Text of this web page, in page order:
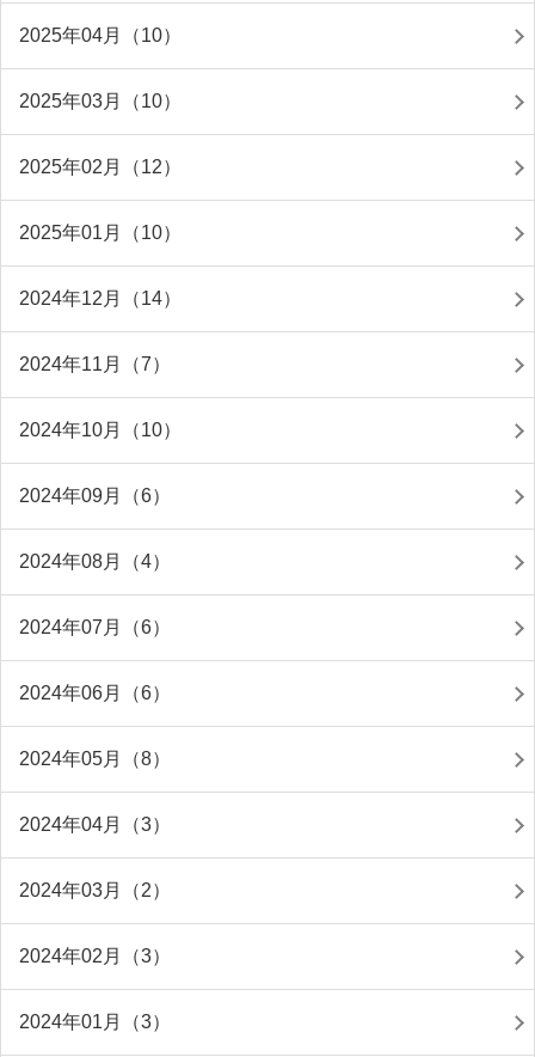
2025年04月（10）
2025年03月（10）
2025年02月（12）
2025年01月（10）
2024年12月（14）
2024年11月（7）
2024年10月（10）
2024年09月（6）
2024年08月（4）
2024年07月（6）
2024年06月（6）
2024年05月（8）
2024年04月（3）
2024年03月（2）
2024年02月（3）
2024年01月（3）